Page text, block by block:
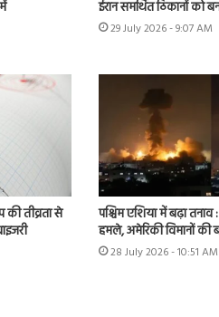
ईरान समर्थित ठिकानों को
29 July 2026 - 9:07 AM
तीव्रता से
पश्चिम एशिया में बढ़ा तनाव :
हमले, अमेरिकी विमानों की
28 July 2026 - 10:51 AM